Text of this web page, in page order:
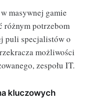
masywnej gamie
różnym potrzebom
puli specjalistów o
możliwości
zespołu IT.
kluczowych